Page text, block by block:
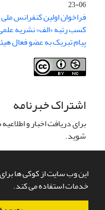
این وب سایت از کوکی ها برای
خدمات استفاده می کند.
06-23
فراخوان اولین کنفرانس
کسب رتبه «الف» نشریه
پیام تبریک به عضو فعال
اشتراک خبرنامه
برای دریافت اخبار و
شوید.